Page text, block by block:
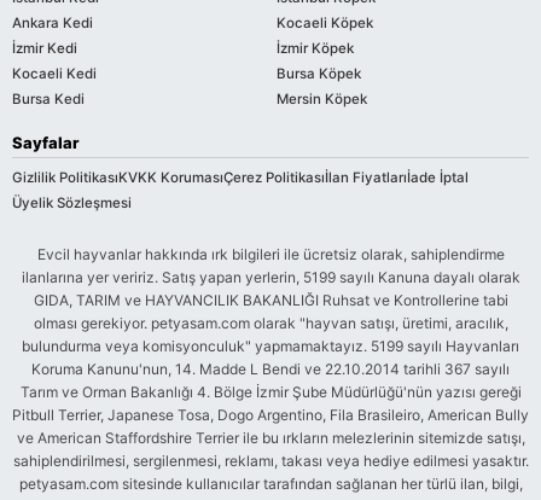
Ankara Kedi
İzmir Kedi
Kocaeli Kedi
Bursa Kedi
Kocaeli Köpek
İzmir Köpek
Bursa Köpek
Mersin Köpek
Sayfalar
Gizlilik PolitikasıKVKK KorumasıÇerez Politikasıİlan Fiyatlarıİade İptal
Üyelik Sözleşmesi
Evcil hayvanlar hakkında ırk bilgileri ile ücretsiz olarak, sahiplendirme
ilanlarına yer veririz. Satış yapan yerlerin, 5199 sayılı Kanuna dayalı olarak
GIDA, TARIM ve HAYVANCILIK BAKANLIĞI Ruhsat ve Kontrollerine tabi
olması gerekiyor. petyasam.com olarak "hayvan satışı, üretimi, aracılık,
bulundurma veya komisyonculuk" yapmamaktayız. 5199 sayılı Hayvanları
Koruma Kanunu'nun, 14. Madde L Bendi ve 22.10.2014 tarihli 367 sayılı
Tarım ve Orman Bakanlığı 4. Bölge İzmir Şube Müdürlüğü'nün yazısı gereği
Pitbull Terrier, Japanese Tosa, Dogo Argentino, Fila Brasileiro, American Bully
ve American Staffordshire Terrier ile bu ırkların melezlerinin sitemizde satışı,
sahiplendirilmesi, sergilenmesi, reklamı, takası veya hediye edilmesi yasaktır.
petyasam.com sitesinde kullanıcılar tarafından sağlanan her türlü ilan, bilgi,